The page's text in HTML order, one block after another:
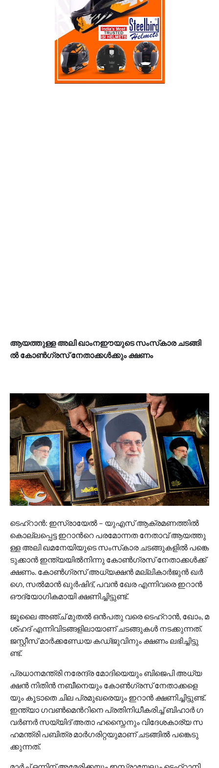
ആ​യ​ത്തു​ള്ള അ​ലി ഖാംനഈയു​ടെ സം​സ്‌​കാ​ര ച​ട​ങ്ങി​
ൽ കോ​ൺ​ഗ്ര​സ് നേ​താ​ക്ക​ൾ​ക്കും ക്ഷ​ണം
ടെ​ഹ്റാ​ൻ: ഇ​സ്രാ​യേ​ൽ – യു​എ​സ് ആ​ക്ര​മ​ണ​ത്തി​ൽ
കൊ​ല്ല​പ്പെ​ട്ട ഇ​റാ​ന്‍റെ പ​ര​മോ​ന്ന​ത നേ​താ​വ് ആ​യ​ത്തു​
ള്ള അ​ലി ഖ​മ​നേ​യി​യു​ടെ സം​സ്‌​കാ​ര ച​ട​ങ്ങു​ക​ളി​ൽ പ​ങ്കെ​
ടു​ക്കാ​ൻ ഇ​ന്ത്യ​യി​ൽ​നി​ന്നു കോ​ൺ​ഗ്ര​സ് നേ​താ​ക്ക​ൾ​ക്ക്
ക്ഷ​ണം. കോ​ൺ​ഗ്ര​സ് അ​ധ്യ​ക്ഷ​ൻ മ​ല്ലി​കാ​ർ​ജു​ൻ ഖ​ർ​
ഗെ, സ​ൽ​മാ​ൻ ഖു​ർ​ഷി​ദ്, പ​വ​ൻ ഖേ​ര എ​ന്നി​വ​രെ ഇ​റാ​ൻ
ഔ​ദ്യോ​ഗി​ക​മാ​യി ക്ഷ​ണി​ച്ചി​ട്ടു​ണ്ട്.
ജൂ​ലൈ അ​ഞ്ച് മു​ത​ൽ ഒ​ൻ​പ​തു വ​രെ ടെ​ഹ്റാ​ൻ, ഖോം, ​മ​
ശ്ഹ​ദ് എ​ന്നി​വി​ട​ങ്ങ​ളി​ലാ​യാ​ണ് ച​ട​ങ്ങു​ക​ൾ ന​ട​ക്കു​ന്ന​ത്.
ജ​സ്റ്റീ​സ് മാ​ർ​ക്ക​ണ്ഡേ​യ ക​ഡ്ജു​വി​നും ക്ഷ​ണം ല​ഭി​ച്ചി​ട്ടു​
ണ്ട്.
പ്ര​ധാ​ന​മ​ന്ത്രി ന​രേ​ന്ദ്ര മോ​ദി​യെ​യും ബി​ജെ​പി അ​ധ്യ​
ക്ഷ​ൻ നി​തി​ൻ ന​ബീ​നെ​യും കോ​ൺ​ഗ്ര​സ് നേ​താ​ക്ക​ളെ​
യും കൂ​ടാ​തെ ചി​ല പ്ര​മു​ഖ​രെ​യും ഇ​റാ​ൻ ക്ഷ​ണി​ച്ചി​ട്ടു​ണ്ട്.
ഇ​ന്ത്യാ ഗ​വ​ൺ​മെ​ന്‍റി​നെ പ്ര​തി​നി​ധീ​ക​രി​ച്ച് ബി​ഹാ​ർ ഗ​
വ​ർ​ണ​ർ സ​യ്യി​ദ് അ​താ ഹ​സ്നൈ​നും വി​ദേ​ശ​കാ​ര്യ സ​
ഹ​മ​ന്ത്രി പ​ബി​ത്ര മാ​ർ​ഗ​രി​റ്റ​യു​മാ​ണ് ച​ട​ങ്ങി​ൽ പ​ങ്കെ​ടു​
ക്കു​ന്ന​ത്.